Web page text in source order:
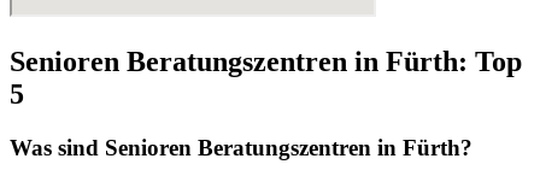
Senioren Beratungszentren in Fürth: Top
5
Was sind Senioren Beratungszentren in Fürth?